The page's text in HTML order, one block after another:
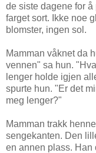
de siste dagene for
farget sort. Ikke noe
blomster, ingen sol.
Mamman våknet da
vennen" sa hun.
lenger holde igjen
spurte hun. "Er det
meg lenger?"
Mamman trakk
sengekanten. Den
en annen plass. Han